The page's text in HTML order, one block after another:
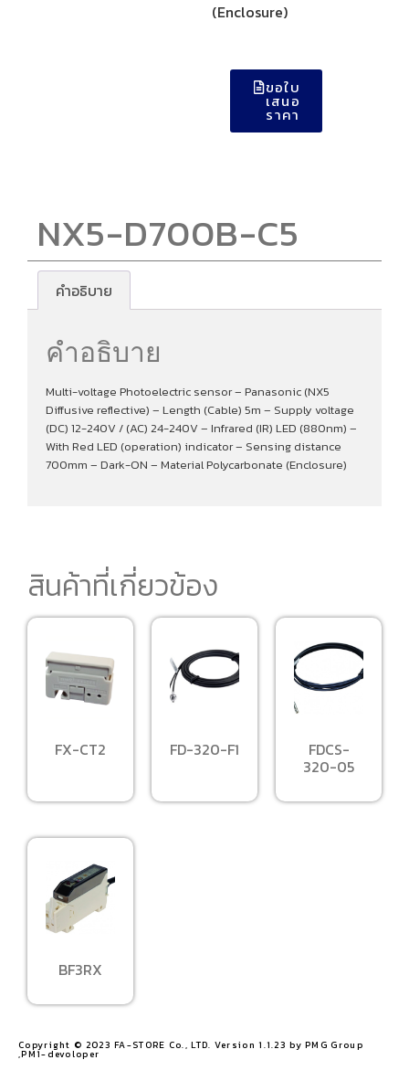
(Enclosure)
ขอใบ
เสนอ
ราคา
NX5-D700B-C5
คำอธิบาย
คำอธิบาย
Multi-voltage Photoelectric sensor – Panasonic (NX5
Diffusive reflective) – Length (Cable) 5m – Supply voltage
(DC) 12-240V / (AC) 24-240V – Infrared (IR) LED (880nm) –
With Red LED (operation) indicator – Sensing distance
700mm – Dark-ON – Material Polycarbonate (Enclosure)
สินค้าที่เกี่ยวข้อง
FX-CT2 FD-320-F1 FDCS-
320-05
BF3RX
Copyright © 2023 FA-STORE Co., LTD. Version 1.1.23 by PMG Group
,PM1-devoloper​